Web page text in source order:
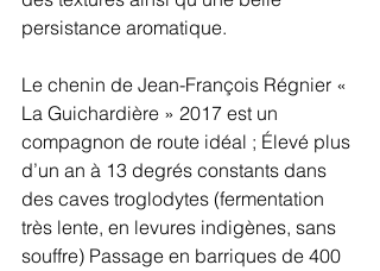
persistance aromatique.
Le chenin de Jean-François Régnier «
La Guichardière » 2017 est un
compagnon de route idéal ; Élevé plus
d’un an à 13 degrés constants dans
des caves troglodytes (fermentation
très lente, en levures indigènes, sans
souffre) Passage en barriques de 400